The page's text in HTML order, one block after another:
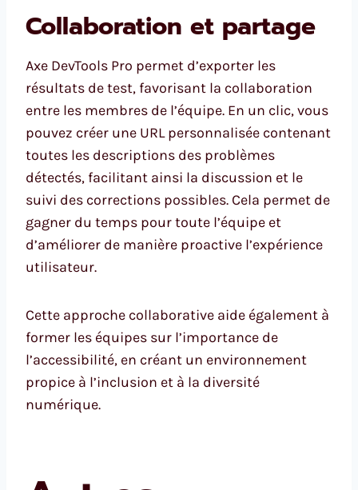
Collaboration et partage
Axe DevTools Pro permet d’exporter les
résultats de test, favorisant la collaboration
entre les membres de l’équipe. En un clic, vous
pouvez créer une URL personnalisée contenant
toutes les descriptions des problèmes
détectés, facilitant ainsi la discussion et le
suivi des corrections possibles. Cela permet de
gagner du temps pour toute l’équipe et
d’améliorer de manière proactive l’expérience
utilisateur.
Cette approche collaborative aide également à
former les équipes sur l’importance de
l’accessibilité, en créant un environnement
propice à l’inclusion et à la diversité
numérique.